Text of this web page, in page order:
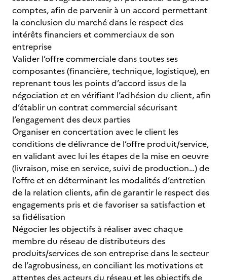
comptes, afin de parvenir à un accord permettant
la conclusion du marché dans le respect des
intérêts financiers et commerciaux de son
entreprise
Valider l’offre commerciale dans toutes ses
composantes (financière, technique, logistique), en
reprenant tous les points d’accord issus de la
négociation et en vérifiant l’adhésion du client, afin
d’établir un contrat commercial sécurisant
l’engagement des deux parties
Organiser en concertation avec le client les
conditions de délivrance de l’offre produit/service,
en validant avec lui les étapes de la mise en oeuvre
(livraison, mise en service, suivi de production…) de
l’offre et en déterminant les modalités d’entretien
de la relation clients, afin de garantir le respect des
engagements pris et de favoriser sa satisfaction et
sa fidélisation
Négocier les objectifs à réaliser avec chaque
membre du réseau de distributeurs des
produits/services de son entreprise dans le secteur
de l’agrobusiness, en conciliant les motivations et
attentes des acteurs du réseau et les objectifs de